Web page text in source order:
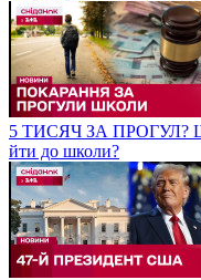
5 ТИСЯЧ ЗА ПРОГУЛ?
йти до школи?